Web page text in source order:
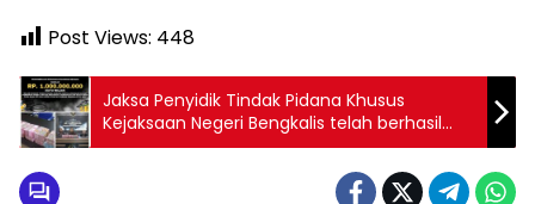
Post Views: 448
Jaksa Penyidik Tindak Pidana Khusus
Kejaksaan Negeri Bengkalis telah berhasil
melakukan pengembalian kerugian
keuangan negara sebesar Rp.
1.000.000.000,- (satu miliar rupiah)